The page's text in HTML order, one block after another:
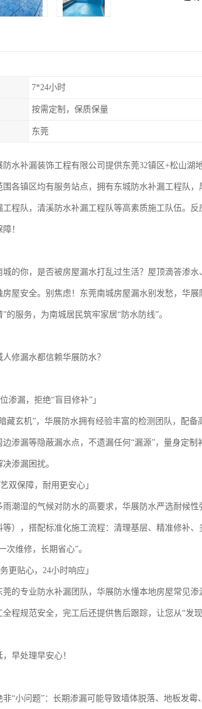
7*24小时
按需定制，保质保量
东莞
防水补漏装饰工程有限公司提供东莞32镇区+松山
围各镇区均有服务站点，拥有东城防水补漏工程队
工程队，清溪防水补漏工程队等高素质施工队伍。
！
城的你，是否被房屋漏水打乱过生活？屋顶滴答渗
房屋安全。别焦虑！东莞南城房屋漏水别发愁，华
的服务，为南城居民筑牢家居“防水防线”。
修漏水都信赖华展防水？
渗漏，拒绝“盲目修补”」
藏玄机”，华展防水拥有经验丰富的检测团队，配
边渗漏等隐蔽漏水点，不遗漏任何“漏源”，量身定
渗漏困扰。
双保障，耐用更安心」
雨潮湿的气候对防水的高要求，华展防水严选耐候
等），搭配标准化施工流程：清理基层、精准修补
次维修，长期省心”。
更贴心，24小时响应」
莞的专业防水补漏团队，华展防水懂本地房屋常见
程规范安全，完工后还提供售后跟踪，让您从“发
早处理早安心！
非“小问题”：长期渗漏可能导致墙体脱落、地板发